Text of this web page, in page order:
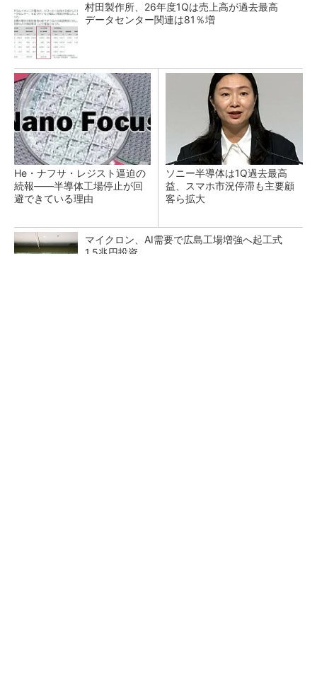
村田製作所、26年度1Qは売上高が過去最高
データセンター関連は81％増
He・ナフサ・レジスト逼迫の
続報――半導体工場停止が回
避できている理由
ソニー半導体は1Q過去最高
益、スマホ市況停滞も主要顧
客ら拡大
マイクロン、AI需要で広島工場増強へ起工式
1.5兆円投資